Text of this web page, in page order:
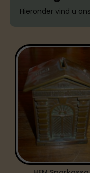
Hieronder vind u